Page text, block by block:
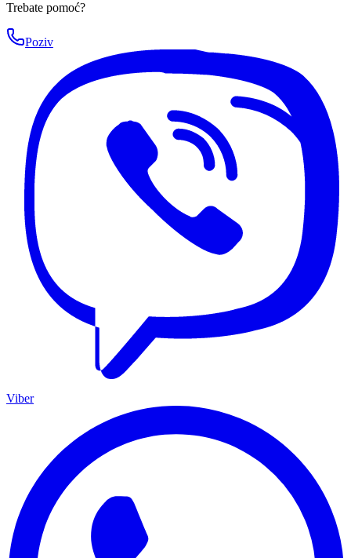
Trebate pomoć?
Poziv
Viber